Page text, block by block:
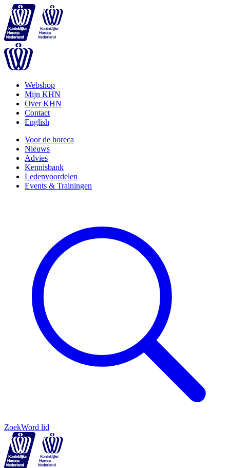
Webshop
Mijn KHN
Over KHN
Contact
English
Voor de horeca
Nieuws
Advies
Kennisbank
Ledenvoordelen
Events & Trainingen
ZoekWord lid